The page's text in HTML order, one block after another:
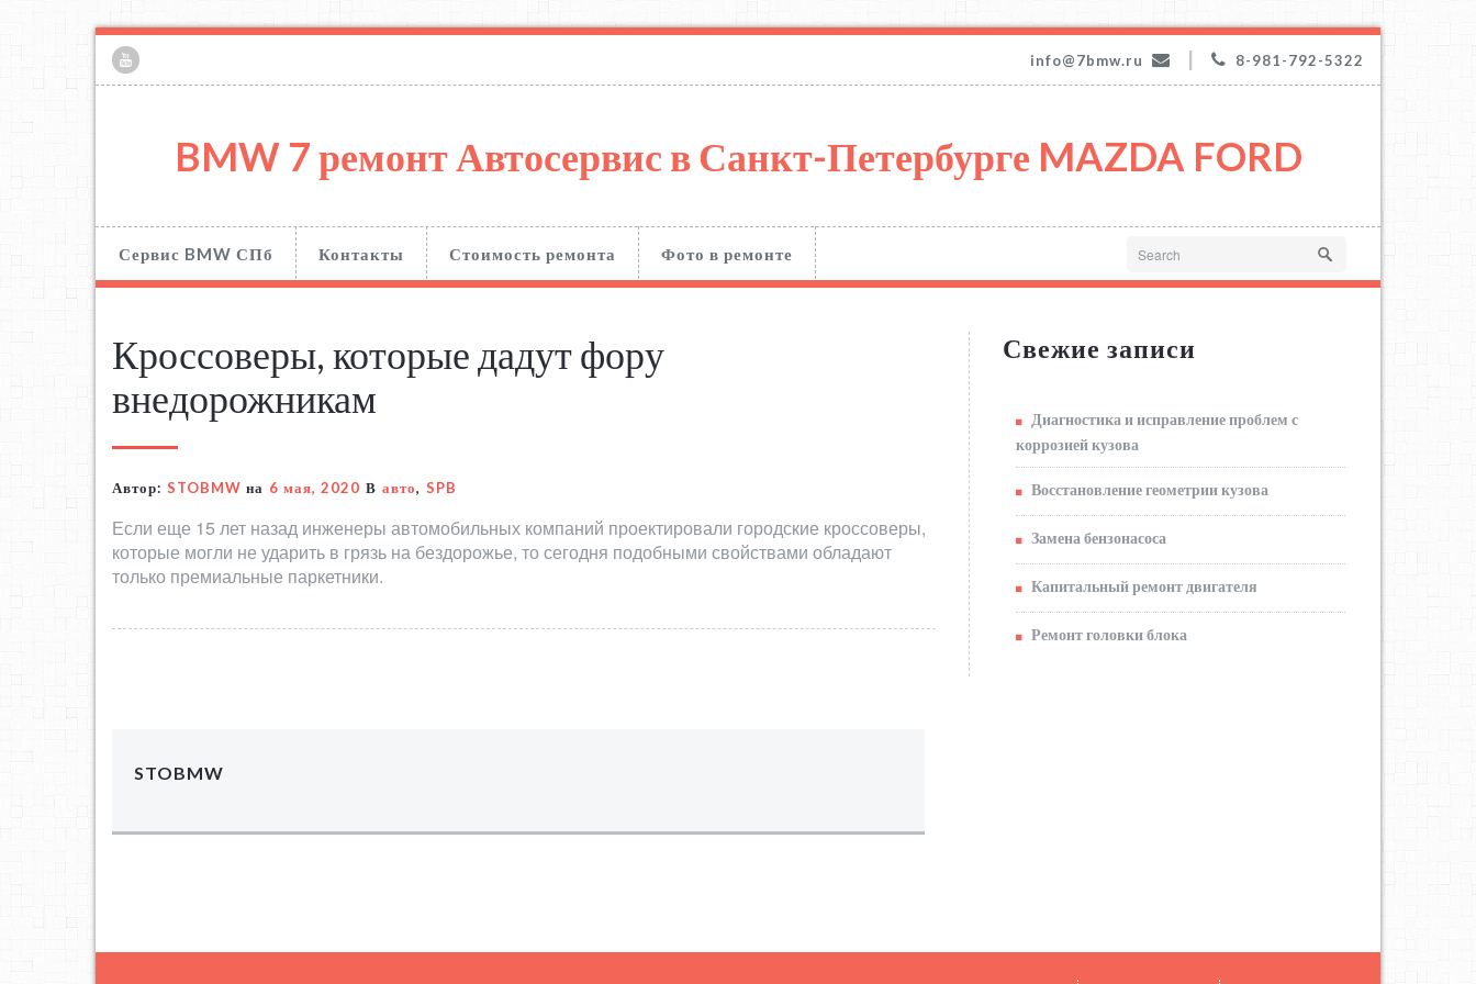
info@7bmw.ru 8-981-792-5322
BMW 7 ремонт Автосервис в Санкт-Петербурге MAZDA FORD
Сервис BMW СПб Контакты Стоимость ремонта Фото в ремонте
Кроссоверы, которые дадут фору
внедорожникам
Автор: STOBMW на 6 мая, 2020 В авто, SPB
Если еще 15 лет назад инженеры автомобильных компаний проектировали городские кроссоверы,
которые могли не ударить в грязь на бездорожье, то сегодня подобными свойствами обладают
только премиальные паркетники.
STOBMW
Свежие записи
Диагностика и исправление проблем с
коррозией кузова
Восстановление геометрии кузова
Замена бензонасоса
Капитальный ремонт двигателя
Ремонт головки блока